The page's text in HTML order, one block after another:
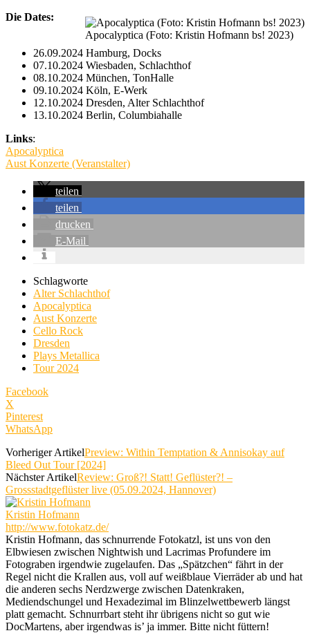
Apocalyptica (Foto: Kristin Hofmann bs! 2023)
Die Dates:
26.09.2024 Hamburg, Docks
07.10.2024 Wiesbaden, Schlachthof
08.10.2024 München, TonHalle
09.10.2024 Köln, E-Werk
12.10.2024 Dresden, Alter Schlachthof
13.10.2024 Berlin, Columbiahalle
Links:
Apocalyptica
Aust Konzerte (Veranstalter)
teilen
teilen
drucken
E-Mail
Schlagworte
Alter Schlachthof
Apocalyptica
Aust Konzerte
Cello Rock
Dresden
Plays Metallica
Tour 2024
Facebook
X
Pinterest
WhatsApp
Vorheriger ArtikelPreview: Within Temptation & Annisokay auf
Bleed Out Tour [2024]
Nächster ArtikelReview: Groß?! Statt! Geflüster?! –
Grossstadtgeflüster live (05.09.2024, Hannover)
Kristin Hofmann
http://www.fotokatz.de/
Kristin Hofmann, das schnurrende Fotokatzl, ist uns von den
Elbwiesen zwischen Nightwish und Lacrimas Profundere im
Fotograben irgendwie zugelaufen. Das „Spätzchen“ fährt in der
Regel nicht die Krallen aus, voll auf weißblaue Vierräder ab und hat
die anderen sechs Nerdzwerge zwischen Datenkraken,
Mediendschungel und Hexadezimal im Blinzelwettbewerb längst
platt gemacht. Schnurrbart steht ihr übrigens nicht so gut wie
DocMartens, aber irgendwas is’ ja immer. Bitte nicht füttern!